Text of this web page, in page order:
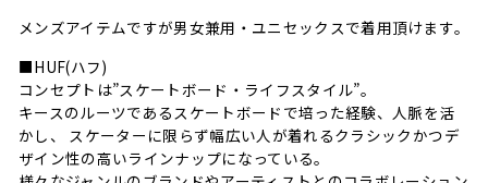
メンズアイテムですが男女兼用・ユニセックスで着用頂けます。
■HUF(ハフ)
コンセプトは”スケートボード・ライフスタイル”。
キースのルーツであるスケートボードで培った経験、人脈を活
かし、 スケーターに限らず幅広い人が着れるクラシックかつデ
ザイン性の高いラインナップになっている。